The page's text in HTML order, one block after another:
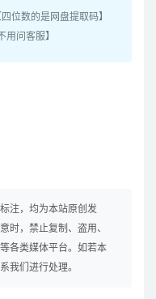
位数的是网盘提取码】
用问客服】
注，均为本站原创发
时，禁止复制、盗用、
各类媒体平台。如若本
我们进行处理。